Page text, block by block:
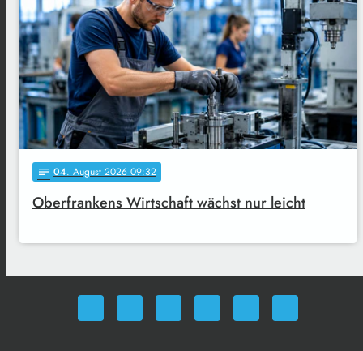
notes 04. August 2026 09:32
Oberfrankens Wirtschaft wächst nur leicht